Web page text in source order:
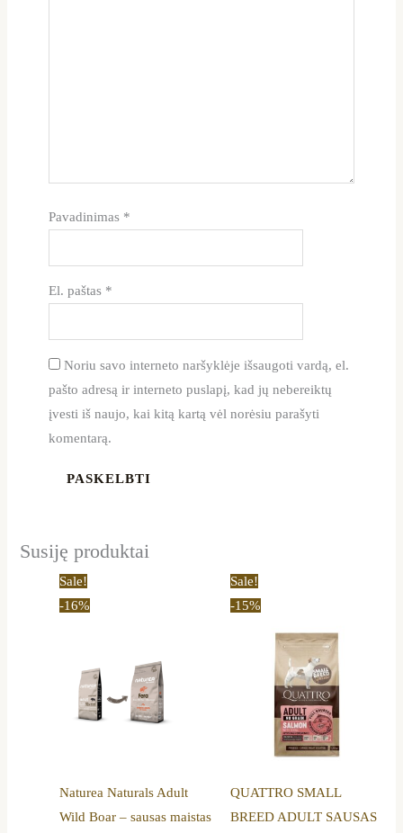
Pavadinimas *
El. paštas *
Noriu savo interneto naršyklėje išsaugoti vardą, el.
pašto adresą ir interneto puslapį, kad jų nebereiktų
įvesti iš naujo, kai kitą kartą vėl norėsiu parašyti
komentarą.
Susiję produktai
Sale!
-16%
Naturea Naturals Adult
Wild Boar – sausas maistas
variants.
The
options
chosen
on
Sale!
-15%
QUATTRO SMALL
BREED ADULT SAUSAS
44,19 €
multiple
variants.
The
options
may
chosen
on